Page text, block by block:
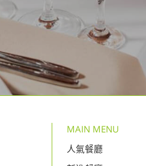
MAIN MENU
人氣餐廳